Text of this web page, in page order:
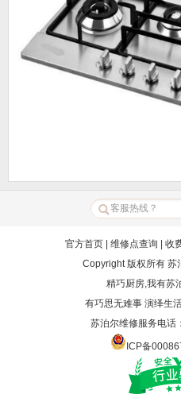
官方首页| 维修点查询 收
Copyright 版权所有 苏
精巧厨房,我有苏
有巧思无难事 演绎生
苏泊尔维修服务电话 ：
ICP备